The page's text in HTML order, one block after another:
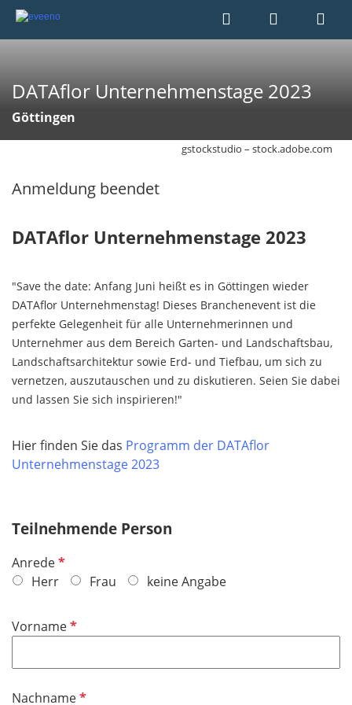
DATAflor Unternehmenstage 2023
Göttingen
gstockstudio – stock.adobe.com
Anmeldung beendet
DATAflor Unternehmenstage 2023
"Save the date: Anfang Juni heißt es in Göttingen wieder
DATAflor Unternehmenstag! Dieses Branchenevent ist die
perfekte Gelegenheit für alle Unternehmerinnen und
Unternehmer aus dem Bereich Garten- und Landschaftsbau,
Landschaftsarchitektur sowie Erd- und Tiefbau, um sich zu
vernetzen, auszutauschen und zu diskutieren. Seien Sie dabei
und lassen Sie sich inspirieren!"
Hier finden Sie das Programm der DATAflor
Unternehmenstage 2023
Teilnehmende Person
AnredeP
f
c
f
Herr Frau keine Angabe
VornameP
c
NachnameP